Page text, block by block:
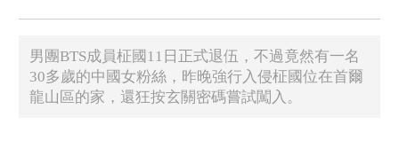
男團BTS成員柾國11日正式退伍，不過竟然有一名
30多歲的中國女粉絲，昨晚強行入侵柾國位在首爾
龍山區的家，還狂按玄關密碼嘗試闖入。